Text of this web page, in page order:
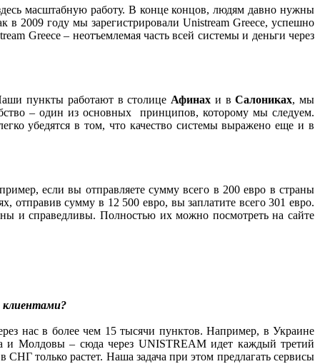
масштабную работу. В конце концов, людям давно нужны
2009 году мы зарегистрировали Unistream Greece, успешно
Greece – неотъемлемая часть всей системы и деньги через
пункты работают в столице Афинах и вСалониках, мы
– один из основных принципов, которому мы следуем.
убедятся в том, что качество системы выражено еще и в
если вы отправляете сумму всего в 200 евро в страны
отправив сумму в 12 500 евро, вы заплатите всего 301 евро.
и справедливы. Полностью их можно посмотреть на сайте
клиентами?
нас в более чем 15 тысячи пунктов. Например, в Украине
и Молдовы – сюда через UNISTREAM идет каждый третий
только растет. Наша задача при этом предлагать сервисы